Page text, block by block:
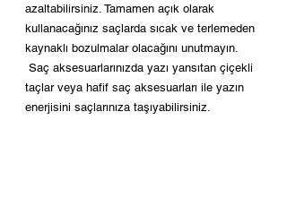
azaltabilirsiniz. Tamamen açık olarak
kullanacağınız saçlarda sıcak ve terlemeden
kaynaklı bozulmalar olacağını unutmayın.
Saç aksesuarlarınızda yazı yansıtan çiçekli
taçlar veya hafif saç aksesuarları ile yazın
enerjisini saçlarınıza taşıyabilirsiniz.